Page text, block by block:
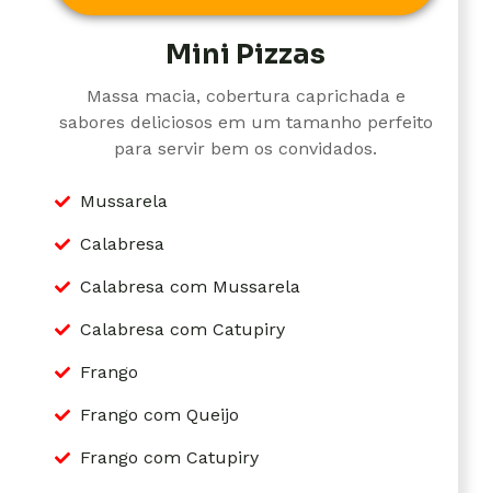
Mini Pizzas
Massa macia, cobertura caprichada e
sabores deliciosos em um tamanho perfeito
para servir bem os convidados.
Mussarela
Calabresa
Calabresa com Mussarela
Calabresa com Catupiry
Frango
Frango com Queijo
Frango com Catupiry